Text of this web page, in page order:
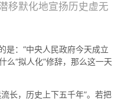
移默化地宣扬历史虚无
是：“中央人民政府今天成立
么“拟人化”修辞，那么这一天
长，历史上下五千年”。若把